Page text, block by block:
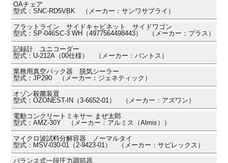
OAチェア
型式：SNC-RD5VBK （メーカー：サンワサプライ）
フラットライン サイドキャビネット サイドワゴン
型式：SP-046SC-3 WH（4977564498443） （メーカー：プラス）
記録計 ユニコーダー
型式：U-212A（00仕様） （メーカー：パントス）
業務用真空パック器 脱気シーラー
型式：JP290 （メーカー：ジェネティック）
オゾン殺菌装置
型式：OZONEST-IN（3-6652-01） （メーカー：アズワン）
電動コンクリートミキサー まぜ太郎
型式：AMZ-30Y （メーカー：アルミス（Almis））
マイクロ波試料分解容器 ノーマルタイ
型式：MSV-030-01（2-9423-01） （メーカー：サビレックス）
バランス式一段圧力調節器